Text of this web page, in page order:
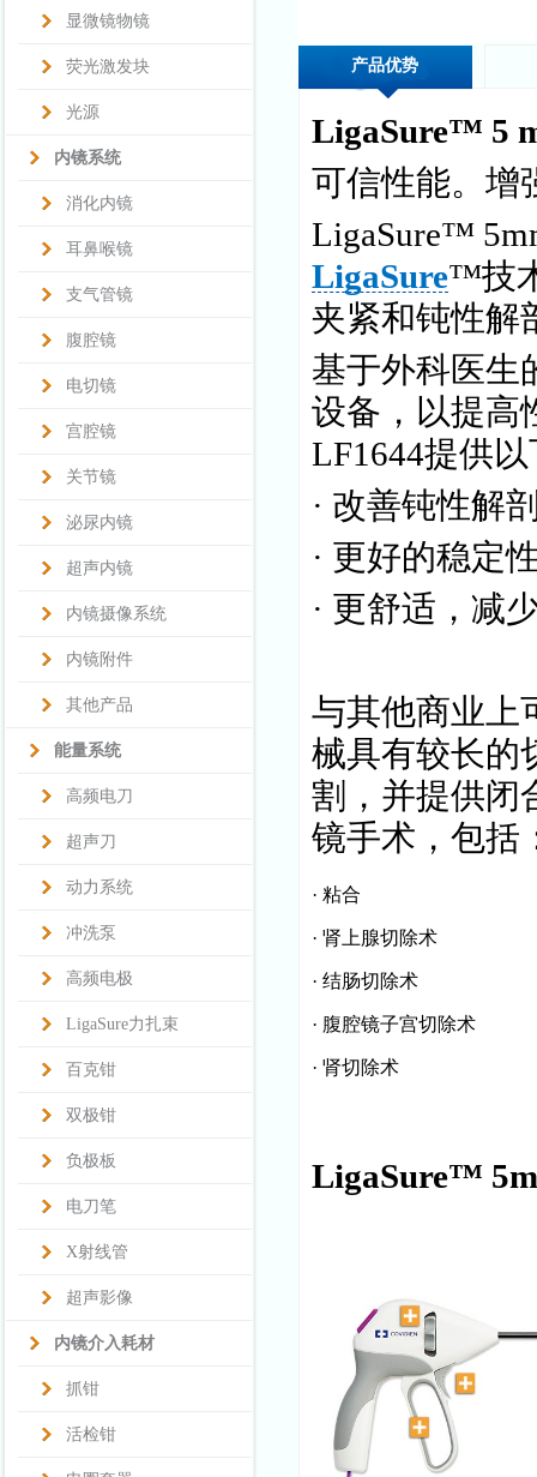
显微镜物镜
荧光激发块
光源
内镜系统
消化内镜
耳鼻喉镜
支气管镜
腹腔镜
电切镜
宫腔镜
关节镜
泌尿内镜
超声内镜
内镜摄像系统
内镜附件
其他产品
能量系统
高频电刀
超声刀
动力系统
冲洗泵
高频电极
LigaSure力扎束
百克钳
双极钳
负极板
电刀笔
X射线管
超声影像
内镜介入耗材
抓钳
活检钳
产品优势
LigaSure™ 5
可信性能。增
LigaSure™
LigaSure™技
夹紧和钝性解
基于外科医生
设备，以提高
LF1644提供
· 改善钝性解
· 更好的稳定
· 更舒适，减
与其他商业上
械具有较长的
割，并提供闭
镜手术，包括
· 粘合
· 肾上腺切除术
· 结肠切除术
· 腹腔镜子宫切除术
· 肾切除术
LigaSure™